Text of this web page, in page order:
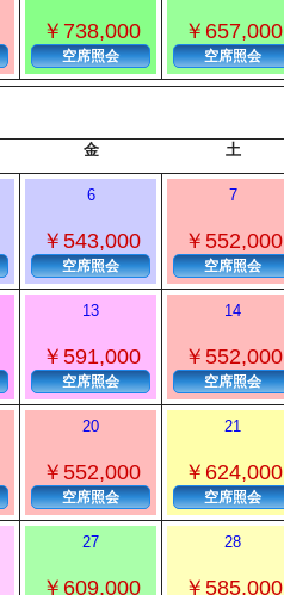
￥738,000
空席照会
￥657,000
空席照会
金 土
6
￥543,000
空席照会
7
￥552,000
空席照会
13
￥591,000
空席照会
14
￥552,000
空席照会
20
￥552,000
空席照会
21
￥624,000
空席照会
27
￥609,000
28
￥585,000